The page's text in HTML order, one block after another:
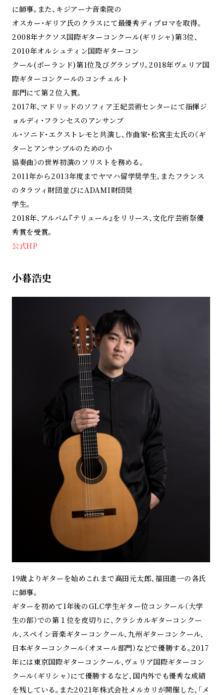
に師事。また、キジアーナ音楽院の
オスカー・ギリア氏のクラスにて最優秀ディプロマを取得。
2008年ナクソス国際ギターコンクール(ギリシャ)第3位、
2010年オルシュティン国際ギターコン
クール(ポーランド)第1位及びグランプリ。2018年ヴェリア国
際ギターコンクールのコンチェルト
部門にて第２位入賞。
2017年、マドリッドのソフィア王妃芸術センターにて指揮ジ
ョルディ・フランセスのアンサンブ
ル・ソニド・エクストレモと共演し、作曲家・松宮圭太氏の《ギ
ターとアンサンブルのための小
協奏曲》の世界初演のソリストを務める。
2011年から2013年度までヤマハ留学奨学生、またフランス
のタラツィ財団並びにADAMI財団奨
学生。
2018年、アルバム『テリュール』をリリース、文化庁芸術祭優
秀賞を受賞。
公式HP
小暮浩史
19歳よりギターを始めこれまで高田元太郎、福田進一の各氏
に師事。
ギターを初めて1年後のGLC学生ギター位コンクール（大学
生の部）での第１位を皮切りに、クラシカルギターコンクー
ル、スペイン音楽ギターコンクール、九州ギターコンクール、
日本ギターコンクール（オヌール部門）などで優勝する。2017
年には東京国際ギターコンクール、ヴェリア国際ギターコン
クール（ギリシャ）にて優勝するなど、国内外でも優秀な成績
を残している。また2021年株式会社メルカリが開催した、「メ